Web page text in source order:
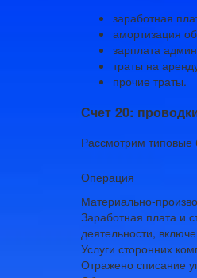
заработная
амортизация
зарплата
траты на
прочие траты.
Счет 20:
Рассмотрим типовые
Операция
Материально-
Заработная плата и
деятельности,
Услуги сторонних
Отражено списание